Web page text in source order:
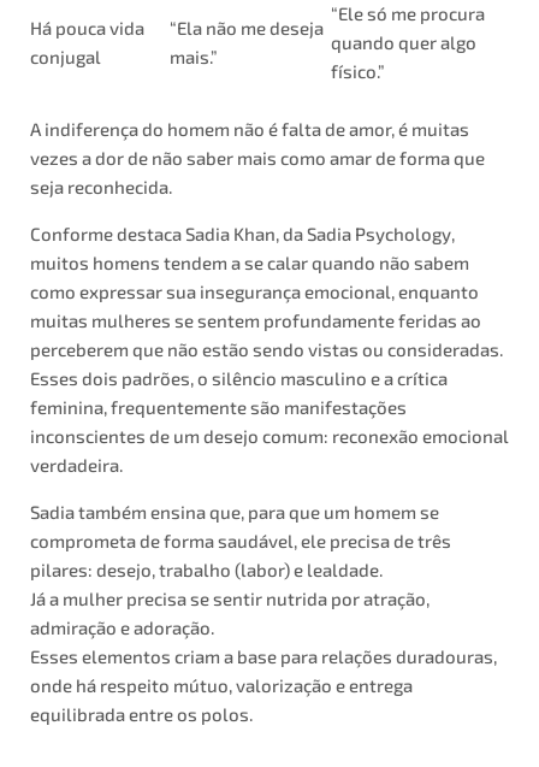
Há pouca vida
conjugal
“Ela não me deseja
mais.”
“Ele só me procura
quando quer algo
físico.”
A indiferença do homem não é falta de amor, é muitas
vezes a dor de não saber mais como amar de forma que
seja reconhecida.
Conforme destaca Sadia Khan, da Sadia Psychology,
muitos homens tendem a se calar quando não sabem
como expressar sua insegurança emocional, enquanto
muitas mulheres se sentem profundamente feridas ao
perceberem que não estão sendo vistas ou consideradas.
Esses dois padrões, o silêncio masculino e a crítica
feminina, frequentemente são manifestações
inconscientes de um desejo comum: reconexão emocional
verdadeira.
Sadia também ensina que, para que um homem se
comprometa de forma saudável, ele precisa de três
pilares: desejo, trabalho (labor) e lealdade.
Já a mulher precisa se sentir nutrida por atração,
admiração e adoração.
Esses elementos criam a base para relações duradouras,
onde há respeito mútuo, valorização e entrega
equilibrada entre os polos.